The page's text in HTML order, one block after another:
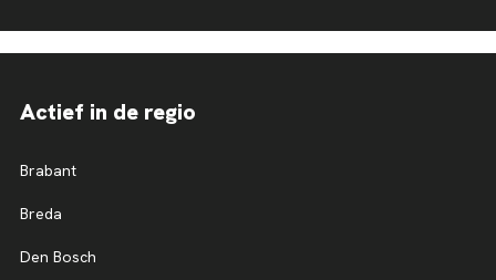
Actief in de regio
Brabant
Breda
Den Bosch